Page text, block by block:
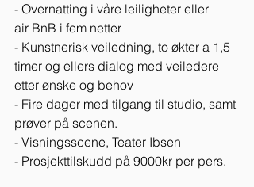
- Overnatting i våre leiligheter eller
air BnB i fem netter
- Kunstnerisk veiledning, to økter a 1,5
timer og ellers dialog med veiledere
etter ønske og behov
- Fire dager med tilgang til studio, samt
prøver på scenen.
- Visningsscene, Teater Ibsen
- Prosjekttilskudd på 9000kr per pers.